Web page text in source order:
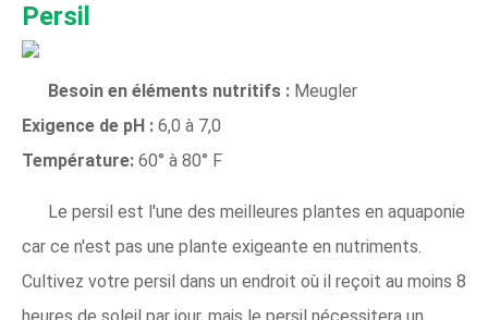
Persil
Besoin en éléments nutritifs : Meugler
Exigence de pH : 6,0 à 7,0
Température: 60° à 80° F
Le persil est l'une des meilleures plantes en aquaponie
car ce n'est pas une plante exigeante en nutriments.
Cultivez votre persil dans un endroit où il reçoit au moins 8